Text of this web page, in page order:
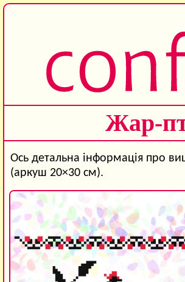
Жар-
Ось детальна інформація про
(аркуш 20×30 см).